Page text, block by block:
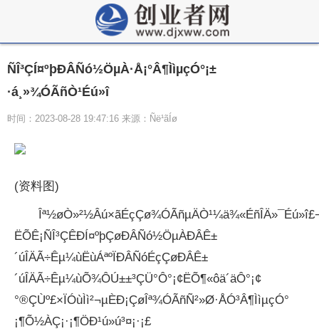
ÑÎ³ÇÍ¤ºþÐÂÑó½ÖµÀ·Å¡°Â¶ÌìµçÓ°¡±
·á¸»¾ÓÃñÒ¹Éú»î
时间：2023-08-28 19:47:16 来源：Ñë¹ãÍø
(资料图)
ËÕÊ¡ÑÎ³ÇÊÐÍ¤ºþÇøÐÂÑó½ÖµÀÐÂÊ±
´úÎÄÃ÷Êµ¼ùËùÁªºÏÐÂÑóÉçÇøÐÂÊ±
´úÎÄÃ÷Êµ¼ùÕ¾ÔÚ±±³ÇÜ°Ô°¡¢ËÕ¶«ôä´äÔ°¡¢
°®ÇÙº£×ÏÓùÌì²¬µÈÐ¡ÇøÎª¾ÓÃñÑ²»Ø·ÅÓ³Â¶ÌìµçÓ°
¡¶Õ½ÀÇ¡·¡¶ÖÐ¹ú»ú³¤¡·¡£